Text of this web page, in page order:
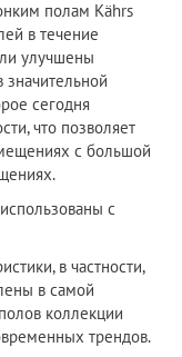
полам Kährs
в течение
улучшены
значительной
сегодня
что позволяет
с большой
с
в частности,
в самой
коллекции
трендов.